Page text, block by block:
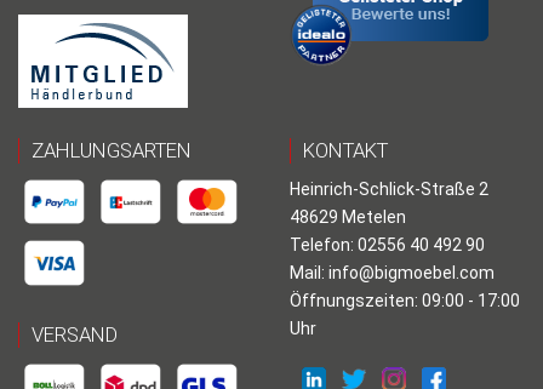
ZAHLUNGSARTEN
VERSAND
KONTAKT
Heinrich-Schlick-Straße 2
48629 Metelen
Telefon: 02556 40 492 90
Mail: info@bigmoebel.com
Öffnungszeiten: 09:00 - 17:00
Uhr